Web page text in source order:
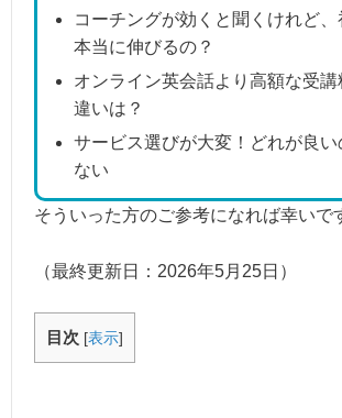
コーチングが効くと聞くけれど、
本当に伸びるの？
オンライン英会話より高額な受講
違いは？
サービス選びが大変！どれが良い
ない
そういった方のご参考になれば幸いで
（最終更新日： 2026年5月25日 ）
目次 [表示]